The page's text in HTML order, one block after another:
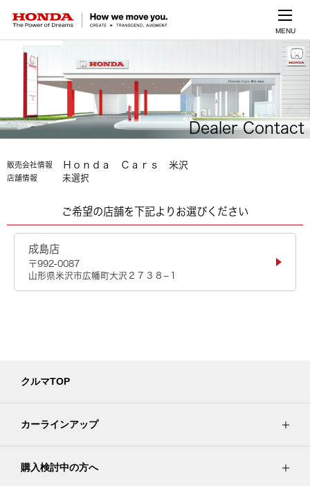
MENU
Dealer Contact
販売会社情報 Ｈｏｎｄａ Ｃａｒｓ 米沢
店舗情報 未選択
ご希望の店舗を下記よりお選びください
成島店
〒992-0087
山形県米沢市広幡町大沢２７３８−１
クルマTOP
カーラインアップ
購入検討中の方へ